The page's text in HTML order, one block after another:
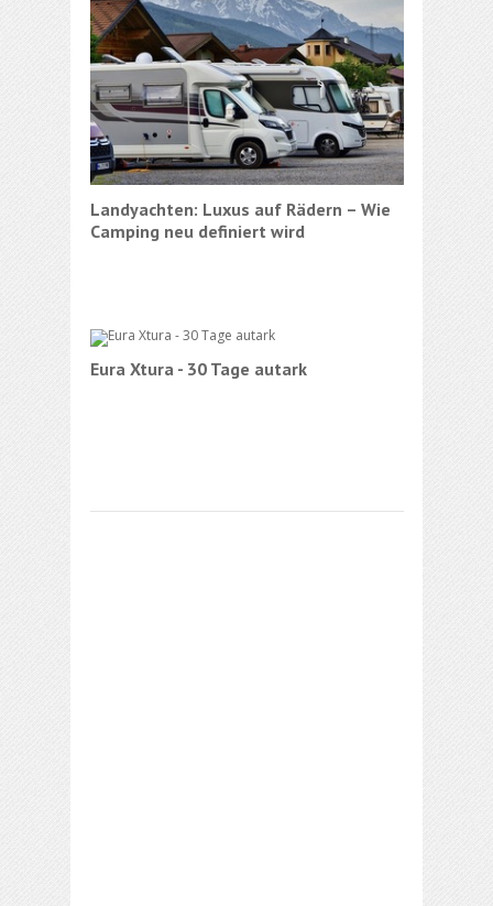
Landyachten: Luxus auf Rädern – Wie
Camping neu definiert wird
Eura Xtura - 30 Tage autark